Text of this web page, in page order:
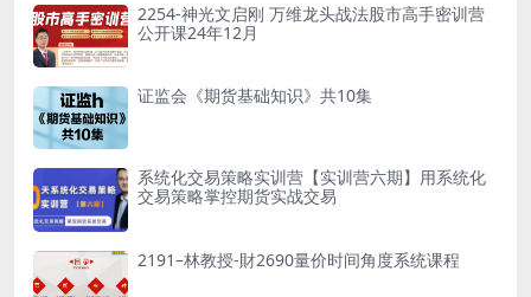
2254-神光文启刚 万维龙头战法股市高手密训营
公开课24年12月
证监会《期货基础知识》共10集
系统化交易策略实训营【实训营六期】用系统化
交易策略掌控期货实战交易
2191–林教授-財2690量价时间角度系统课程